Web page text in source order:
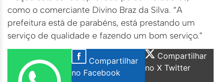
como o comerciante Divino Braz da Silva. “A
prefeitura está de parabéns, está prestando um
serviço de qualidade e fazendo um bom serviço.”
Compartilhar
no Facebook
Compartilhar
no X Twitter